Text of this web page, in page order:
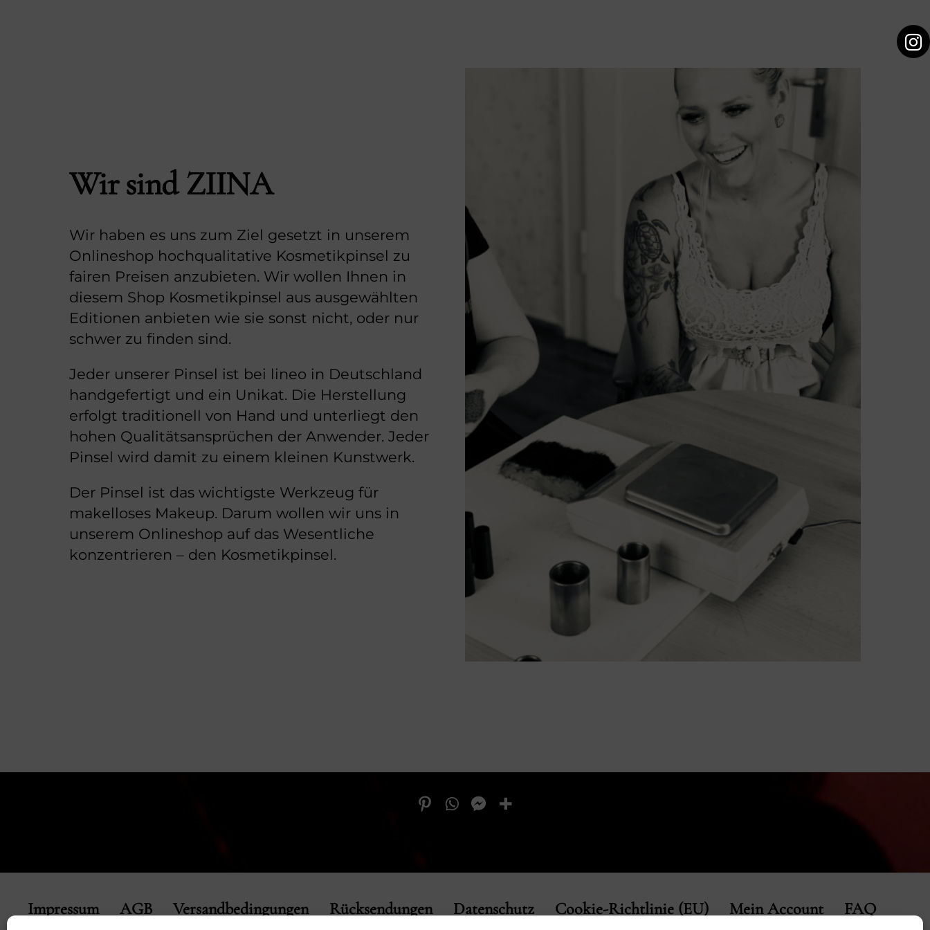
Wir sind ZIINA
Wir haben es uns zum Ziel gesetzt in unserem
Onlineshop hochqualitative Kosmetikpinsel zu
fairen Preisen anzubieten. Wir wollen Ihnen in
diesem Shop Kosmetikpinsel aus ausgewählten
Editionen anbieten wie sie sonst nicht, oder nur
schwer zu finden sind.
Jeder unserer Pinsel ist bei lineo in Deutschland
handgefertigt und ein Unikat. Die Herstellung
erfolgt traditionell von Hand und unterliegt den
hohen Qualitätsansprüchen der Anwender. Jeder
Pinsel wird damit zu einem kleinen Kunstwerk.
Der Pinsel ist das wichtigste Werkzeug für
makelloses Makeup. Darum wollen wir uns in
unserem Onlineshop auf das Wesentliche
konzentrieren – den Kosmetikpinsel.
Impressum AGB Versandbedingungen Rücksendungen Datenschutz Cookie-Richtlinie (EU) Mein Account FAQ